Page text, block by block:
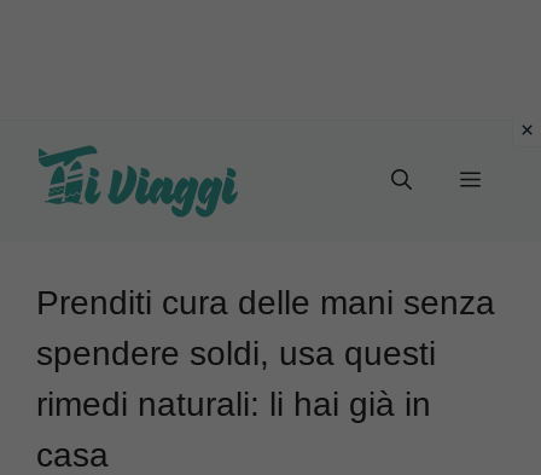
Menu
Prenditi cura delle mani senza
spendere soldi, usa questi
rimedi naturali: li hai già in
casa